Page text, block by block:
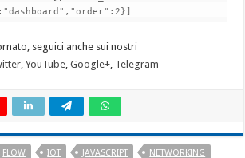
seguici anche sui nostri
,YouTube ,Google+ Telegram
FLOW IOT JAVASCRIPT NETWORKING